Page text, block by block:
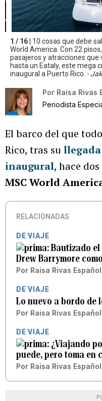
1 / 16 | 10 cosas que debe
World America. Con 22
pasajeros y atracciones que
hasta un Eataly, este mega
inaugural a Puerto Rico. -
Por Raisa Rivas
Periodista
El barco del que
Rico, tras sullegada
inaugural, hace
MSC World
RELACIONADAS
DE VIAJE
Bautizado el
Drew Barrymore
Por Raisa Rivas Español
DE VIAJE
Lo nuevo a bordo de
Por Raisa Rivas Español
DE VIAJE
¿Viajando
puede, pero toma en
Por Raisa Rivas Español